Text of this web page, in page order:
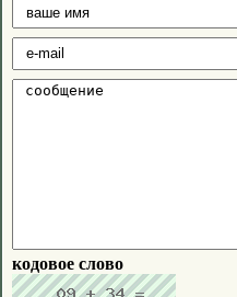
кодовое слово